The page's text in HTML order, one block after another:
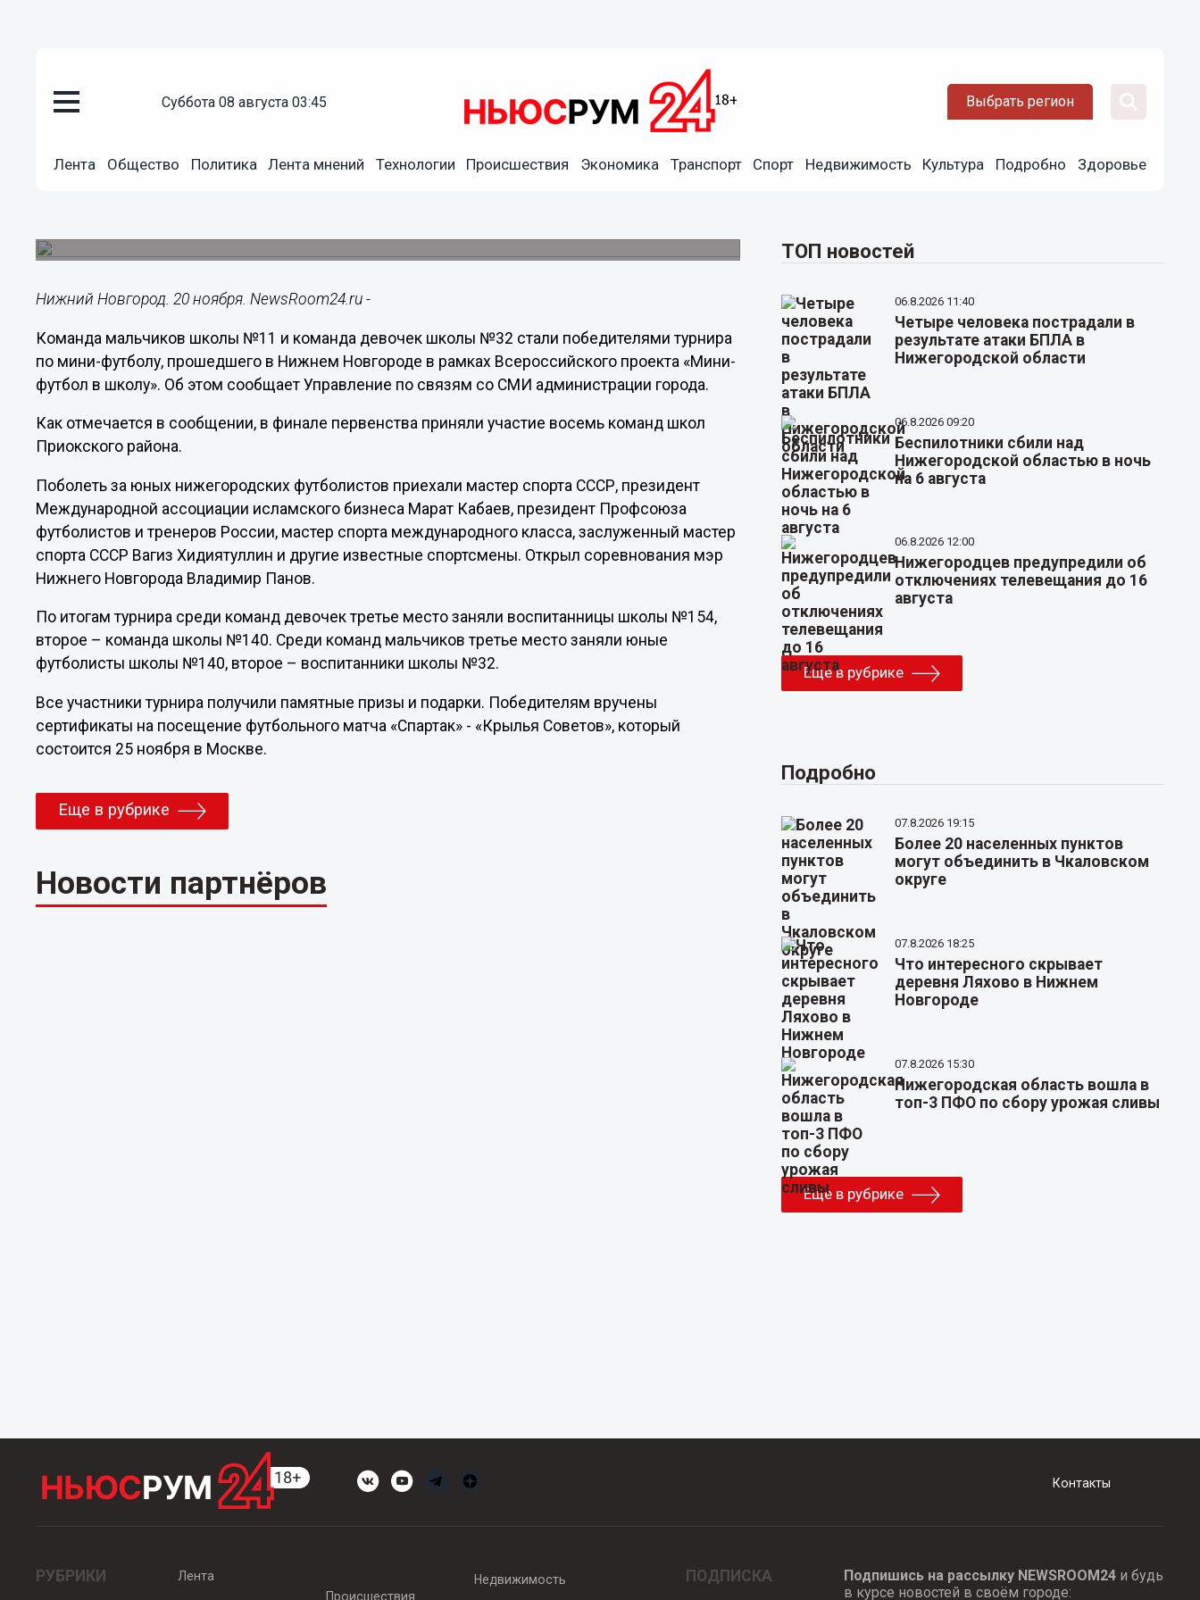
суббота 08 августа 03:45 Выбрать регион
Лента Общество Политика Лента мнений Технологии Происшествия Экономика Транспорт Спорт Недвижимость Культура Подробно Здоровье
Команды школ №№11 и 32 стали победителями турнира по
Нижний Новгород. 20 ноября. NewsRoom24.ru -
Команда мальчиков школы №11 и команда девочек школы №32 стали победителями турнира
по мини-футболу, прошедшего в Нижнем Новгороде в рамках Всероссийского проекта «Мини-
футбол в школу». Об этом сообщает Управление по связям со СМИ администрации города.
Как отмечается в сообщении, в финале первенства приняли участие восемь команд школ
Приокского района.
Поболеть за юных нижегородских футболистов приехали мастер спорта СССР, президент
Международной ассоциации исламского бизнеса Марат Кабаев, президент Профсоюза
футболистов и тренеров России, мастер спорта международного класса, заслуженный мастер
спорта СССР Вагиз Хидиятуллин и другие известные спортсмены. Открыл соревнования мэр
Нижнего Новгорода Владимир Панов.
По итогам турнира среди команд девочек третье место заняли воспитанницы школы №154,
второе – команда школы №140. Среди команд мальчиков третье место заняли юные
футболисты школы №140, второе – воспитанники школы №32.
Все участники турнира получили памятные призы и подарки. Победителям вручены
сертификаты на посещение футбольного матча «Спартак» - «Крылья Советов», который
состоится 25 ноября в Москве.
Еще в рубрике
Новости партнёров
ТОП новостей
06.8.2026 11:40
Четыре человека пострадали в
результате атаки БПЛА в
Нижегородской области
06.8.2026 09:20
Беспилотники сбили над
Нижегородской областью в ночь
на 6 августа
06.8.2026 12:00
Нижегородцев предупредили об
отключениях телевещания до 16
августа
Еще в рубрике
Подробно
07.8.2026 19:15
Более 20 населенных пунктов
могут объединить в Чкаловском
округе
07.8.2026 18:25
Что интересного скрывает
деревня Ляхово в Нижнем
Новгороде
07.8.2026 15:30
Нижегородская область вошла в
топ-3 ПФО по сбору урожая сливы
Еще в рубрике
Контакты
РУБРИКИ
Лента
Происшествия
Недвижимость ПОДПИСКА Подпишись на рассылку NEWSROOM24и будь
в курсе новостей в своём городе: